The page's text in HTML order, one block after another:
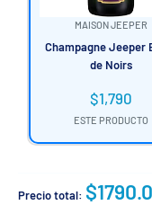
MAISON JEEPER
Champagne Jeeper
de Noirs
$1,790
ESTE PRODUCTO
Precio total: